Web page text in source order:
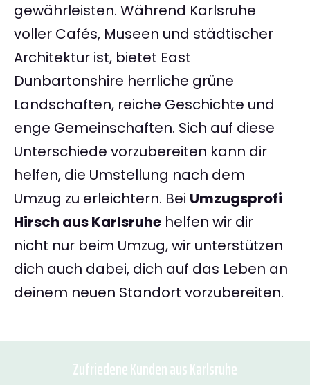
gewährleisten. Während Karlsruhe
voller Cafés, Museen und städtischer
Architektur ist, bietet East
Dunbartonshire herrliche grüne
Landschaften, reiche Geschichte und
enge Gemeinschaften. Sich auf diese
Unterschiede vorzubereiten kann dir
helfen, die Umstellung nach dem
Umzug zu erleichtern. Bei Umzugsprofi
Hirsch aus Karlsruhe helfen wir dir
nicht nur beim Umzug, wir unterstützen
dich auch dabei, dich auf das Leben an
deinem neuen Standort vorzubereiten.
Zufriedene Kunden aus Karlsruhe